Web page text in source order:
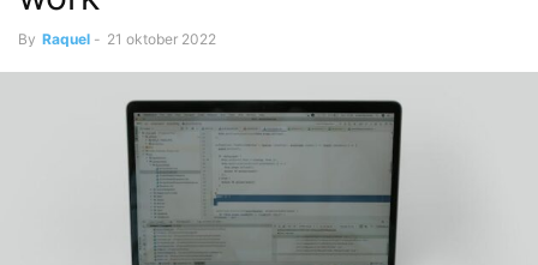
By Raquel - 21 oktober 2022